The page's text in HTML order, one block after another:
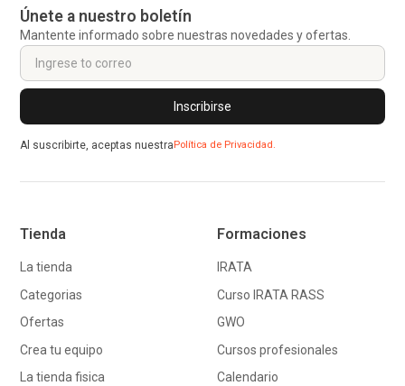
Únete a nuestro boletín
Mantente informado sobre nuestras novedades y ofertas.
Al suscribirte, aceptas nuestra Política de Privacidad.
Tienda
La tienda
Categorias
Ofertas
Crea tu equipo
La tienda fisica
Formaciones
IRATA
Curso IRATA RASS
GWO
Cursos profesionales
Calendario